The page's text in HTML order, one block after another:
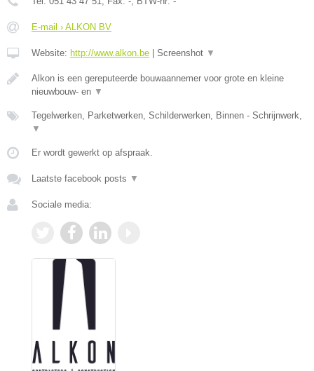
E-mail › ALKON BV
Website: http://www.alkon.be Screenshot ▼
Alkon is een gereputeerde bouwaannemer voor grote en kleine
nieuwbouw- en ▼
Tegelwerken, Parketwerken, Schilderwerken, Binnen - Schrijnwerk,
▼
Er wordt gewerkt op afspraak.
Laatste facebook posts ▼
Sociale media: